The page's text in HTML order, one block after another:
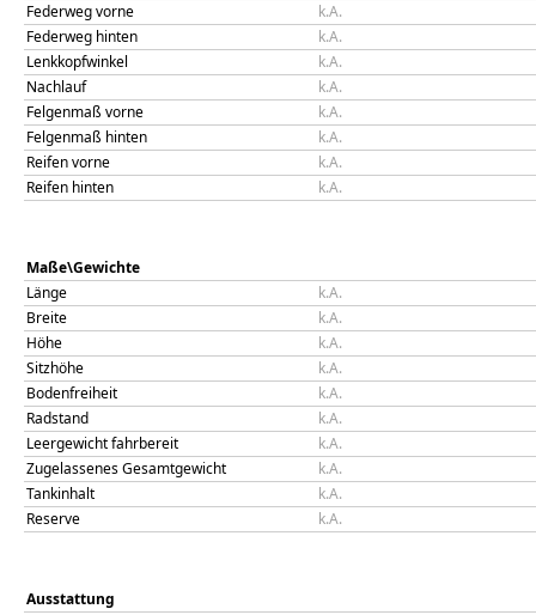
Federweg vorne
k.A.
Federweg hinten
k.A.
Lenkkopfwinkel
k.A.
Nachlauf
k.A.
Felgenmaß vorne
k.A.
Felgenmaß hinten
k.A.
Reifen vorne
k.A.
Reifen hinten
k.A.
Maße\Gewichte
Länge
k.A.
Breite
k.A.
Höhe
k.A.
Sitzhöhe
k.A.
Bodenfreiheit
k.A.
Radstand
k.A.
Leergewicht fahrbereit
k.A.
Zugelassenes Gesamtgewicht
k.A.
Tankinhalt
k.A.
Reserve
k.A.
Ausstattung